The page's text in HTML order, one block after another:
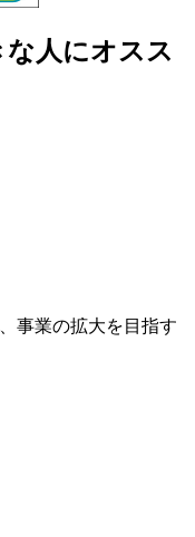
人にオスス
事業の拡大を目指す